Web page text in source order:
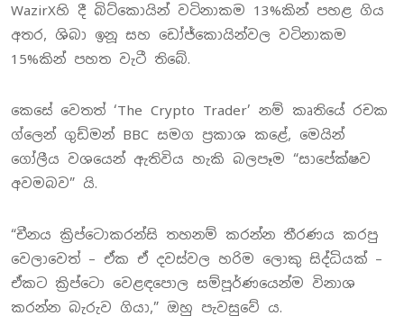
WazirXහි දී බිට්කොයින් වටිනාකම 13%කින් පහළ ගිය
අතර, ශිබා ඉනූ සහ ඩෝජ්කොයින්වල වටිනාකම
15%කින් පහත වැටී තිබේ.
කෙසේ වෙතත් ‘The Crypto Trader’ නම් කෘතියේ රචක
ග්ලෙන් ගුඩ්මන් BBC සමග ප්‍රකාශ කළේ, මෙයින්
ගෝලීය වශයෙන් ඇතිවිය හැකි බලපෑම “සාපේක්ෂව
අවමබව” යි.
“චීනය ක්‍රිප්ටොකරන්සි තහනම් කරන්න තීරණය කරපු
වෙලාවෙත් – ඒක ඒ දවස්වල හරිම ලොකු සිද්ධියක් –
ඒකට ක්‍රිප්ටො වෙළඳපොල සම්පූර්ණයෙන්ම විනාශ
කරන්න බැරුව ගියා,” ඔහු පැවසුවේ ය.